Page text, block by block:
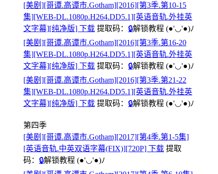
[美剧][哥谭.高谭市.Gotham][2016][第3季.第10-15
集][WEB-DL.1080p.H264.DD5.1][英语音轨.外挂英
文字幕][纯净版] 下载 提取码： 🔒解锁教程 (●'◡'●)ﾉ
[美剧][哥谭.高谭市.Gotham][2016][第3季.第16-20
集][WEB-DL.1080p.H264.DD5.1][英语音轨.外挂英
文字幕][纯净版] 下载 提取码： 🔒解锁教程 (●'◡'●)ﾉ
[美剧][哥谭.高谭市.Gotham][2016][第3季.第21-22
集][WEB-DL.1080p.H264.DD5.1][英语音轨.外挂英
文字幕][纯净版] 下载 提取码： 🔒解锁教程 (●'◡'●)ﾉ
第四季
[美剧][哥谭.高谭市.Gotham][2017][第4季.第1-5集]
[英语音轨.中英双语字幕(FIX)][720P] 下载 提取
码： 🔒解锁教程 (●'◡'●)ﾉ